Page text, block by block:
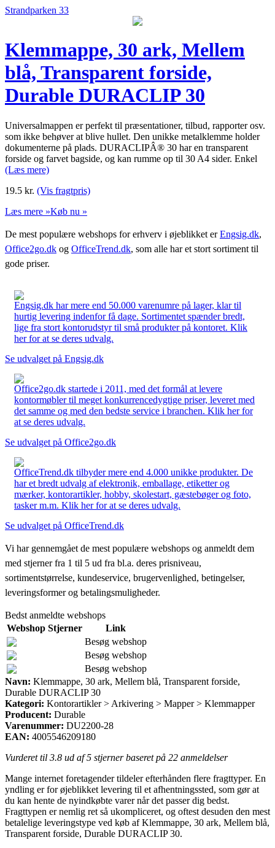
Strandparken 33
Klemmappe, 30 ark, Mellem
blå, Transparent forside,
Durable DURACLIP 30
Universalmappen er perfekt til præsentationer, tilbud, rapporter osv.
som ikke behøver at blive hullet. Den unikke metalklemme holder
dokumenterne på plads. DURACLIPÂ® 30 har en transparent
forside og farvet bagside, og kan rumme op til 30 A4 sider. Enkel
(Læs mere)
19.5 kr. (Vis fragtpris)
Læs mere »Køb nu »
De mest populære webshops for erhverv i øjeblikket erEngsig.dk,
Office2go.dk og OfficeTrend.dk, som alle har et stort sortiment til
gode priser.
Engsig.dk har mere end 50.000 varenumre på lager, klar til
hurtig levering indenfor få dage. Sortimentet spænder bredt,
lige fra stort kontorudstyr til små produkter på kontoret. Klik
her for at se deres udvalg.
Se udvalget på Engsig.dk
Office2go.dk startede i 2011, med det formål at levere
kontormøbler til meget konkurrencedygtige priser, leveret med
det samme og med den bedste service i branchen. Klik her for
at se deres udvalg.
Se udvalget på Office2go.dk
OfficeTrend.dk tilbyder mere end 4.000 unikke produkter. De
har et bredt udvalg af elektronik, emballage, etiketter og
mærker, kontorartikler, hobby, skolestart, gæstebøger og foto,
tasker m.m. Klik her for at se deres udvalg.
Se udvalget på OfficeTrend.dk
Vi har gennemgået de mest populære webshops og anmeldt dem
med stjerner fra 1 til 5 ud fra bl.a. deres prisniveau,
sortimentstørrelse, kundeservice, brugervenlighed, betingelser,
leveringsformer og betalingsmuligheder.
Bedst anmeldte webshops
Webshop Stjerner
Link
Besøg webshop
Besøg webshop
Besøg webshop
Navn: Klemmappe, 30 ark, Mellem blå, Transparent forside,
Durable DURACLIP 30
Kategori: Kontorartikler > Arkivering > Mapper > Klemmapper
Producent: Durable
Varenummer: DU2200-28
EAN: 4005546209180
Vurderet til 3.8 ud af 5 stjerner baseret på 22 anmeldelser
Mange internet foretagender tildeler efterhånden flere fragttyper. En
yndling er for øjeblikket levering til et afhentningssted, som gør at
du kan hente de nyindkøbte varer når det passer dig bedst.
Fragttypen er nemlig ret så ukompliceret, og oftest desuden den mest
betalelige leveringstype ved køb af Klemmappe, 30 ark, Mellem blå,
Transparent forside, Durable DURACLIP 30.